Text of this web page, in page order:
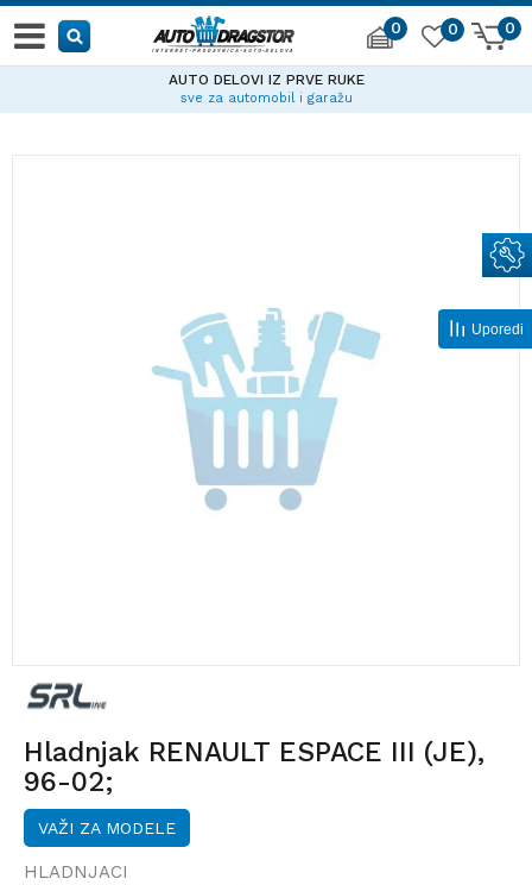
0 0
0
AUTO DELOVI IZ PRVE RUKE
sve za automobil i garažu
Hladnjak RENAULT ESPACE III (JE),
96-02;
VAŽI ZA MODELE
HLADNJACI
Uporedi